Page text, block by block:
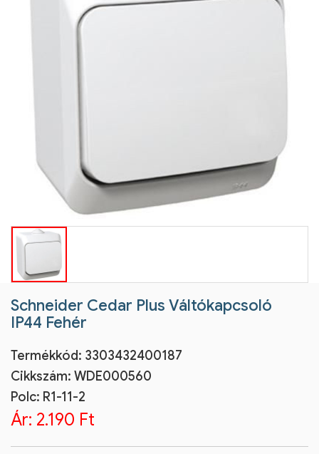
Schneider Cedar Plus Váltókapcsoló
IP44 Fehér
Termékkód: 3303432400187
Cikkszám: WDE000560
Polc: R1-11-2
Ár: 2.190 Ft